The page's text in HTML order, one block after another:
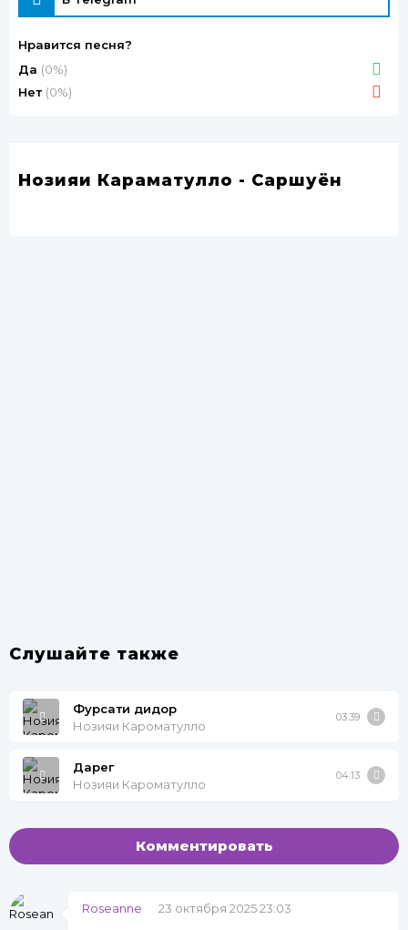
Нравится песня?
Да (0%)
Нет (0%)
Нозияи Караматулло - Саршуён
Слушайте также
Фурсати дидор
Нозияи Кароматулло
03:39
Дарег
Нозияи Кароматулло
04:13
Комментировать
Roseanne
23 октября 2025 23:03